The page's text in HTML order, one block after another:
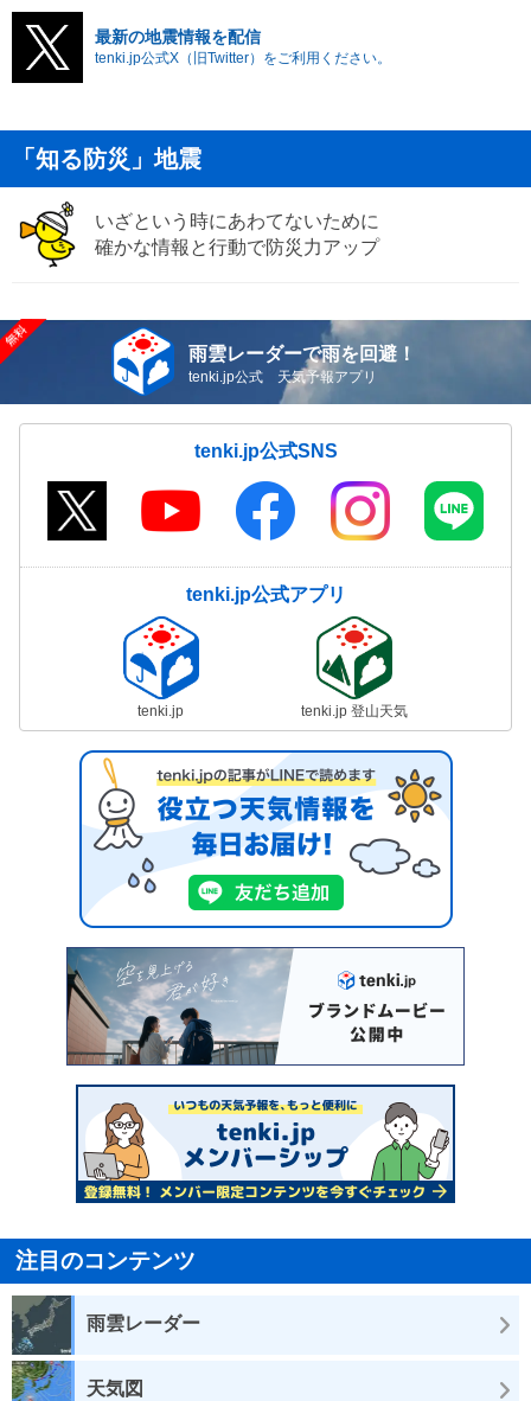
最新の地震情報を配信
tenki.jp公式X（旧Twitter）をご利用ください。
「知る防災」地震
いざという時にあわてないために
確かな情報と行動で防災力アップ
雨雲レーダーで雨を回避！
tenki.jp公式 天気予報アプリ
tenki.jp公式SNS
tenki.jp公式アプリ
tenki.jp tenki.jp 登山天気
注目のコンテンツ
雨雲レーダー
天気図